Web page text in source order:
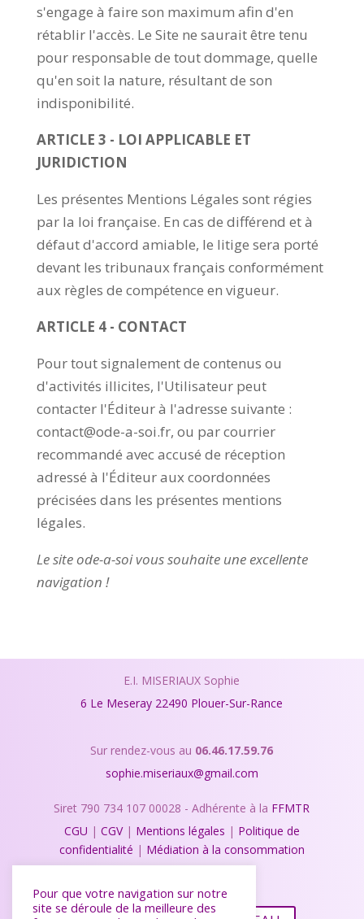
s'engage à faire son maximum afin d'en
rétablir l'accès. Le Site ne saurait être tenu
pour responsable de tout dommage, quelle
qu'en soit la nature, résultant de son
indisponibilité.
ARTICLE 3 - LOI APPLICABLE ET
JURIDICTION
Les présentes Mentions Légales sont régies
par la loi française. En cas de différend et à
défaut d'accord amiable, le litige sera porté
devant les tribunaux français conformément
aux règles de compétence en vigueur.
ARTICLE 4 - CONTACT
Pour tout signalement de contenus ou
d'activités illicites, l'Utilisateur peut
contacter l'Éditeur à l'adresse suivante :
contact@ode-a-soi.fr, ou par courrier
recommandé avec accusé de réception
adressé à l'Éditeur aux coordonnées
précisées dans les présentes mentions
légales.
Le site ode-a-soi vous souhaite une excellente
navigation !
E.I. MISERIAUX Sophie
6 Le Meseray 22490 Plouer-Sur-Rance
Sur rendez-vous au 06.46.17.59.76
sophie.miseriaux@gmail.com
Siret 790 734 107 00028 - Adhérente à la FFMTR
CGU | CGV| Mentions légales | Politique de
confidentialité | Médiation à la consommation
Pour que votre navigation sur notre
site se déroule de la meilleure des